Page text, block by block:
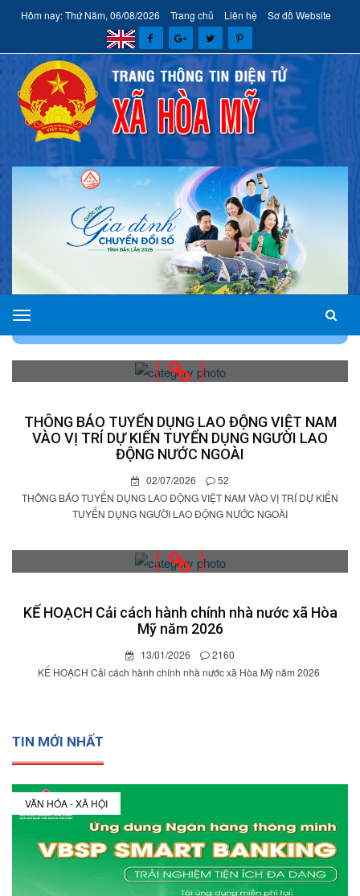
Hôm nay: Thứ Năm, 06/08/2026 Trang chủ Liên hệ Sơ đồ Website
xã
Hòa
Mỹ
THÔNG BÁO TUYỂN DỤNG LAO ĐỘNG VIỆT NAM
VÀO VỊ TRÍ DỰ KIẾN TUYỂN DỤNG NGƯỜI LAO
ĐỘNG NƯỚC NGOÀI
02/07/2026
52
THÔNG BÁO TUYỂN DỤNG LAO ĐỘNG VIỆT NAM VÀO VỊ TRÍ DỰ KIẾN
TUYỂN DỤNG NGƯỜI LAO ĐỘNG NƯỚC NGOÀI
KẾ HOẠCH Cải cách hành chính nhà nước xã Hòa
Mỹ năm 2026
13/01/2026
2160
KẾ HOẠCH Cải cách hành chính nhà nước xã Hòa Mỹ năm 2026
TIN MỚI NHẤT
VĂN HÓA - XÃ HỘI